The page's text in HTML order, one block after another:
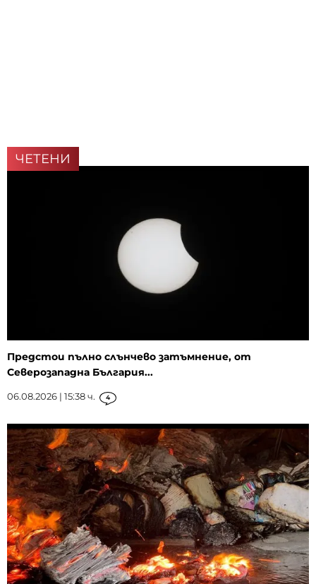
ЧЕТЕНИ
Предстои пълно слънчево затъмнение, от
Северозападна България...
06.08.2026 | 15:38 ч. 4